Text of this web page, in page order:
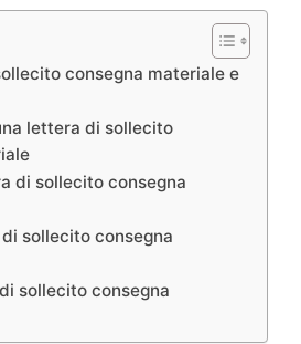
consegna materiale e
lettera di sollecito
di sollecito consegna
sollecito consegna
sollecito consegna